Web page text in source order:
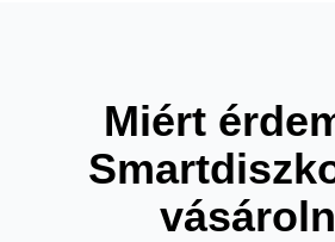
Miért